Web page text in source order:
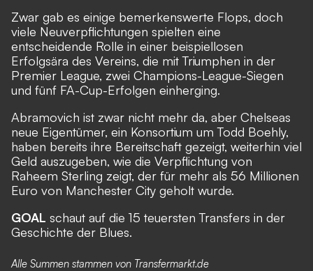
Zwar gab es einige bemerkenswerte Flops, doch
viele Neuverpflichtungen spielten eine
entscheidende Rolle in einer beispiellosen
Erfolgsära des Vereins, die mit Triumphen in der
Premier League, zwei Champions-League-Siegen
und fünf FA-Cup-Erfolgen einherging.
Abramovich ist zwar nicht mehr da, aber Chelseas
neue Eigentümer, ein Konsortium um Todd Boehly,
haben bereits ihre Bereitschaft gezeigt, weiterhin viel
Geld auszugeben, wie die Verpflichtung von
Raheem Sterling zeigt, der für mehr als 56 Millionen
Euro von Manchester City geholt wurde.
GOAL schaut auf die 15 teuersten Transfers in der
Geschichte der Blues.
Alle Summen stammen von Transfermarkt.de